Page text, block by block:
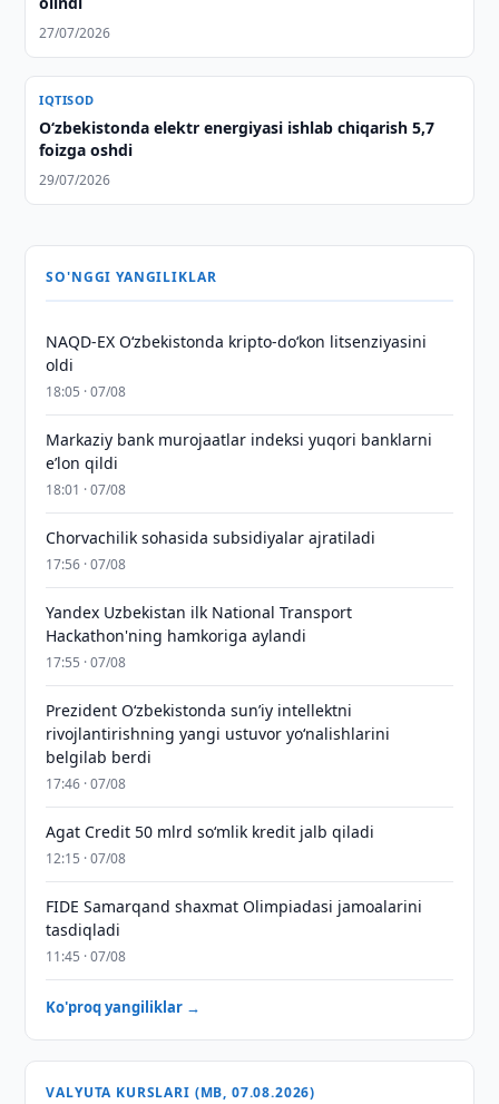
27/07/2026
IQTISOD
O‘zbekistonda elektr energiyasi ishlab chiqarish 5,7
foizga oshdi
29/07/2026
SO'NGGI YANGILIKLAR
NAQD-EX O‘zbekistonda kripto-do‘kon litsenziyasini
oldi
18:05 · 07/08
Markaziy bank murojaatlar indeksi yuqori banklarni
eʼlon qildi
18:01 · 07/08
Chorvachilik sohasida subsidiyalar ajratiladi
17:56 · 07/08
Yandex Uzbekistan ilk National Transport
Hackathon'ning hamkoriga aylandi
17:55 · 07/08
Prezident Oʻzbekistonda sunʼiy intellektni
rivojlantirishning yangi ustuvor yoʻnalishlarini
belgilab berdi
17:46 · 07/08
Agat Credit 50 mlrd so‘mlik kredit jalb qiladi
12:15 · 07/08
FIDE Samarqand shaxmat Olimpiadasi jamoalarini
tasdiqladi
11:45 · 07/08
Ko'proq yangiliklar →
VALYUTA KURSLARI (MB, 07.08.2026)